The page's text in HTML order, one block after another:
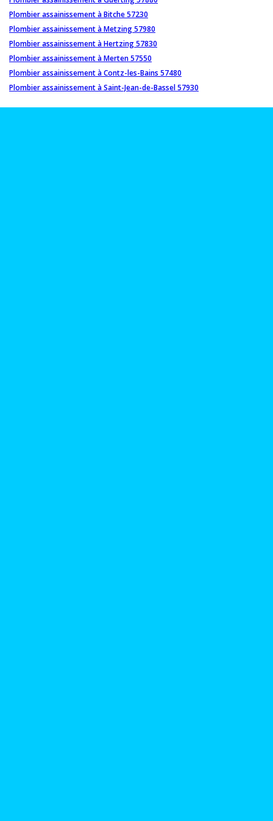
Plombier assainissement à Bitche 57230
Plombier assainissement à Metzing 57980
Plombier assainissement à Hertzing 57830
Plombier assainissement à Merten 57550
Plombier assainissement à Contz-les-Bains 57480
Plombier assainissement à Saint-Jean-de-Bassel 57930